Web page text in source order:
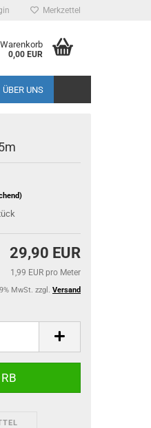
Merkzettel
0,00 EUR
ÜBER UNS
29,90 EUR
1,99 EUR pro Meter
MwSt. zzgl. Versand